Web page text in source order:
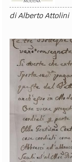
diAlberto Attolini